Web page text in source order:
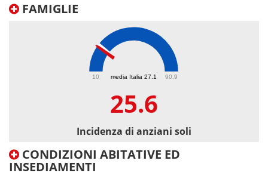
FAMIGLIE
media Italia 27.1
10 90.9
25.6
Incidenza di anziani soli
CONDIZIONI ABITATIVE ED
INSEDIAMENTI